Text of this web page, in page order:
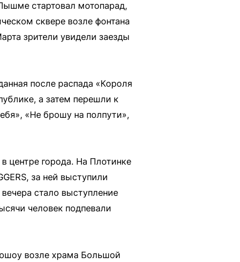
стартовал мотопарад,
сквере возле фонтана
зрители увидели заезды
после распада «Короля
а затем перешли к
«Не брошу на полпути»,
центре города. На Плотинке
за ней выступили
стало выступление
человек подпевали
возле храма Большой